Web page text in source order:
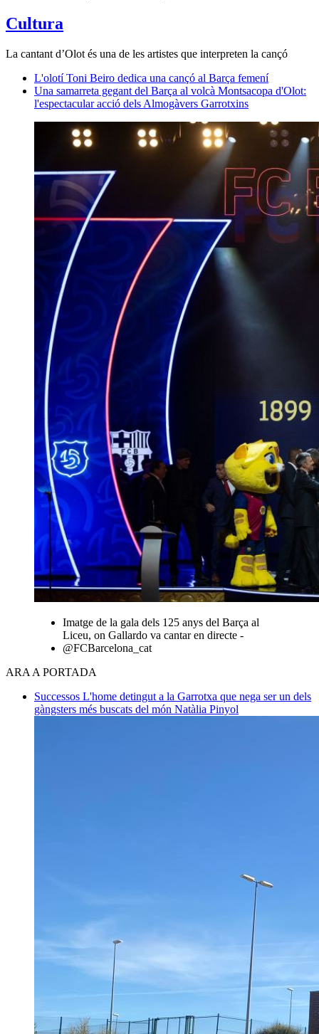
Cultura
La cantant d’Olot és una de les artistes que interpreten la cançó
​L'olotí Toni Beiro dedica una cançó al Barça femení
Una samarreta gegant del Barça al volcà Montsacopa d'Olot:
l'espectacular acció dels Almogàvers Garrotxins
Imatge de la gala dels 125 anys del Barça al
Liceu, on Gallardo va cantar en directe -
@FCBarcelona_cat
ARA A PORTADA
Successos L'home detingut a la Garrotxa que nega ser un dels
gàngsters més buscats del món Natàlia Pinyol